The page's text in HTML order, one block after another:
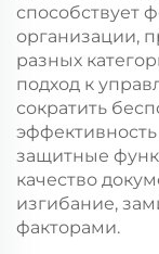
способствует
организации,
разных
подход к
сократить
защитные
качество
изгибание,
факторами.